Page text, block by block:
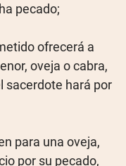
pecado;
ofrecerá a
oveja o cabra,
sacerdote hará por
para una oveja,
por su pecado,